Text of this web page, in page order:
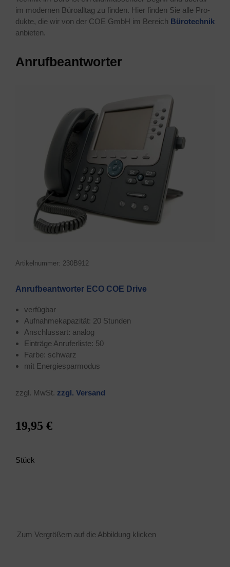
im moder­nen Büro­all­tag zu fin­den. Hier fin­den Sie alle Pro­
duk­te, die wir von der COE GmbH im Bereich Büro­tech­nik
anbieten.
Anruf­be­ant­wor­ter
Arti­kel­num­mer: 230B912
Anruf­be­ant­wor­ter ECO COE Drive
ver­füg­bar
Auf­nah­me­ka­pa­zi­tät: 20 Stunden
Anschluss­art: analog
Ein­trä­ge Anru­fer­lis­te: 50
Far­be: schwarz
mit Ener­gie­spar­mo­dus
zzgl. MwSt. zzgl. Ver­sand
19,95 €
Stück
Zum Ver­grö­ßern auf die Abbil­dung klicken